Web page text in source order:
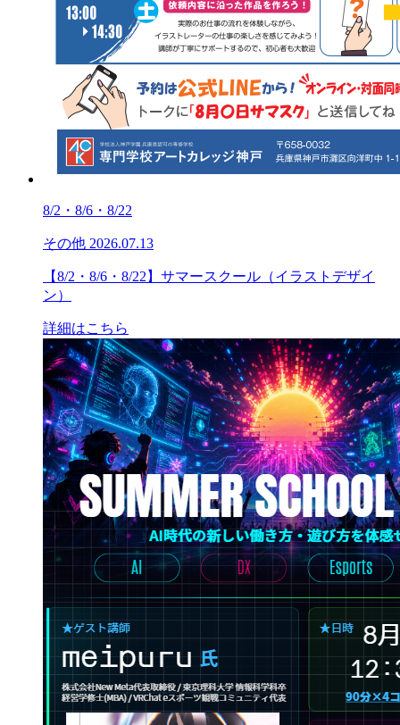
8/2・8/6・8/22
その他 2026.07.13
【8/2・8/6・8/22】サマースクール（イラストデザイ
ン）
詳細はこちら